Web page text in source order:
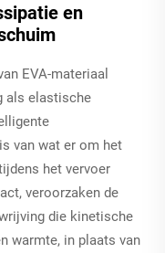
en
EVA-materiaal
als elastische
van wat er om het
het vervoer
veroorzaken de
die kinetische
warmte, in plaats van